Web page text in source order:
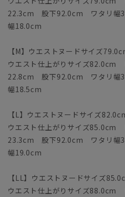
22.3cm 股下92.0cm ワタリ
幅18.0cm
【M】ウエストヌードサイズ
ウエスト仕上がりサイズ
22.8cm 股下92.0cm ワタリ
幅18.5cm
【L】ウエストヌードサイズ
ウエスト仕上がりサイズ
23.3cm 股下92.0cm ワタリ
幅19.0cm
【LL】ウエストヌードサイズ
ウエスト仕上がりサイズ